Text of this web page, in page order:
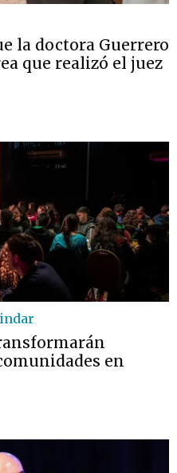
la doctora Guerrero
que realizó el juez
en